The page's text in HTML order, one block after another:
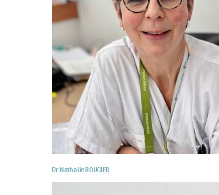
Dr Nathalie ROUGIER